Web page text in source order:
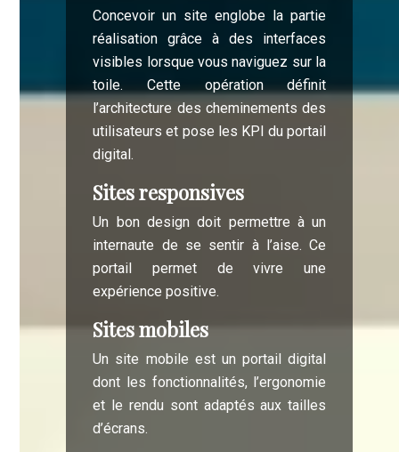
Concevoir un site englobe la partie
réalisation grâce à des interfaces
visibles lorsque vous naviguez sur la
toile. Cette opération définit
l’architecture des cheminements des
utilisateurs et pose les KPI du portail
digital.
Sites responsives
Un bon design doit permettre à un
internaute de se sentir à l’aise. Ce
portail permet de vivre une
expérience positive.
Sites mobiles
Un site mobile est un portail digital
dont les fonctionnalités, l’ergonomie
et le rendu sont adaptés aux tailles
d’écrans.